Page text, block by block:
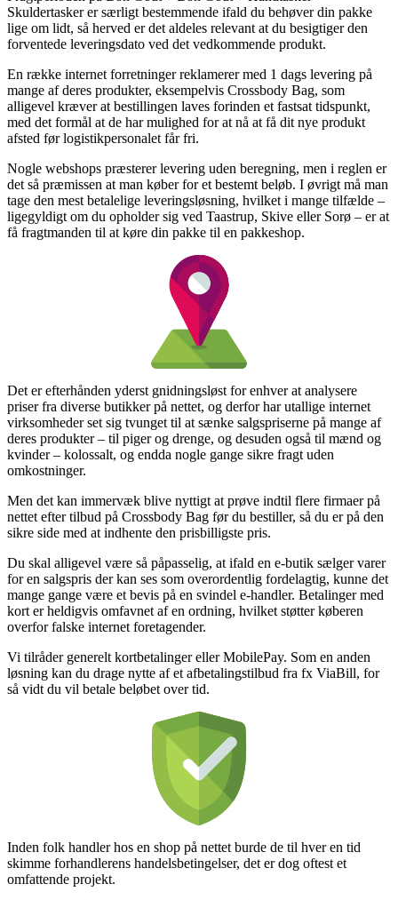
Skuldertasker er særligt bestemmende ifald du behøver din pakke
lige om lidt, så herved er det aldeles relevant at du besigtiger den
forventede leveringsdato ved det vedkommende produkt.
En række internet forretninger reklamerer med 1 dags levering på
mange af deres produkter, eksempelvis Crossbody Bag, som
alligevel kræver at bestillingen laves forinden et fastsat tidspunkt,
med det formål at de har mulighed for at nå at få dit nye produkt
afsted før logistikpersonalet får fri.
Nogle webshops præsterer levering uden beregning, men i reglen er
det så præmissen at man køber for et bestemt beløb. I øvrigt må man
tage den mest betalelige leveringsløsning, hvilket i mange tilfælde –
ligegyldigt om du opholder sig ved Taastrup, Skive eller Sorø – er at
få fragtmanden til at køre din pakke til en pakkeshop.
Det er efterhånden yderst gnidningsløst for enhver at analysere
priser fra diverse butikker på nettet, og derfor har utallige internet
virksomheder set sig tvunget til at sænke salgspriserne på mange af
deres produkter – til piger og drenge, og desuden også til mænd og
kvinder – kolossalt, og endda nogle gange sikre fragt uden
omkostninger.
Men det kan immervæk blive nyttigt at prøve indtil flere firmaer på
nettet efter tilbud på Crossbody Bag før du bestiller, så du er på den
sikre side med at indhente den prisbilligste pris.
Du skal alligevel være så påpasselig, at ifald en e-butik sælger varer
for en salgspris der kan ses som overordentlig fordelagtig, kunne det
mange gange være et bevis på en svindel e-handler. Betalinger med
kort er heldigvis omfavnet af en ordning, hvilket støtter køberen
overfor falske internet foretagender.
Vi tilråder generelt kortbetalinger eller MobilePay. Som en anden
løsning kan du drage nytte af et afbetalingstilbud fra fx ViaBill, for
så vidt du vil betale beløbet over tid.
Inden folk handler hos en shop på nettet burde de til hver en tid
skimme forhandlerens handelsbetingelser, det er dog oftest et
omfattende projekt.